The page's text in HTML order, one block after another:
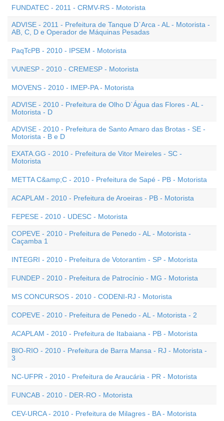
FUNDATEC - 2011 - CRMV-RS - Motorista
ADVISE - 2011 - Prefeitura de Tanque D`Arca - AL - Motorista -
AB, C, D e Operador de Máquinas Pesadas
PaqTcPB - 2010 - IPSEM - Motorista
VUNESP - 2010 - CREMESP - Motorista
MOVENS - 2010 - IMEP-PA - Motorista
ADVISE - 2010 - Prefeitura de Olho D`Água das Flores - AL -
Motorista - D
ADVISE - 2010 - Prefeitura de Santo Amaro das Brotas - SE -
Motorista - B e D
EXATA.GG - 2010 - Prefeitura de Vitor Meireles - SC -
Motorista
METTA C&amp;C - 2010 - Prefeitura de Sapé - PB - Motorista
ACAPLAM - 2010 - Prefeitura de Aroeiras - PB - Motorista
FEPESE - 2010 - UDESC - Motorista
COPEVE - 2010 - Prefeitura de Penedo - AL - Motorista -
Caçamba 1
INTEGRI - 2010 - Prefeitura de Votorantim - SP - Motorista
FUNDEP - 2010 - Prefeitura de Patrocínio - MG - Motorista
MS CONCURSOS - 2010 - CODENI-RJ - Motorista
COPEVE - 2010 - Prefeitura de Penedo - AL - Motorista - 2
ACAPLAM - 2010 - Prefeitura de Itabaiana - PB - Motorista
BIO-RIO - 2010 - Prefeitura de Barra Mansa - RJ - Motorista -
3
NC-UFPR - 2010 - Prefeitura de Araucária - PR - Motorista
FUNCAB - 2010 - DER-RO - Motorista
CEV-URCA - 2010 - Prefeitura de Milagres - BA - Motorista